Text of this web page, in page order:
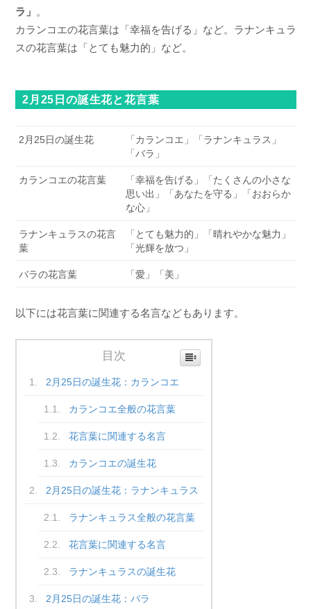
ラ」 。
カランコエの花言葉は「幸福を告げる」など。ラナンキュラ
スの花言葉は「とても魅力的」など。
2月25日の誕生花と花言葉
2月25日の誕生花
「カランコエ」「ラナンキュラス」
「バラ」
カランコエの花言葉
「幸福を告げる」「たくさんの小さな
思い出」「あなたを守る」「おおらか
な心」
ラナンキュラスの花言
葉
「とても魅力的」「晴れやかな魅力」
「光輝を放つ」
バラの花言葉 「愛」「美」
以下には花言葉に関連する名言などもあります。
目次
2月25日の誕生花：カランコエ
カランコエ全般の花言葉
花言葉に関連する名言
カランコエの誕生花
2月25日の誕生花：ラナンキュラス
ラナンキュラス全般の花言葉
花言葉に関連する名言
ラナンキュラスの誕生花
2月25日の誕生花：バラ